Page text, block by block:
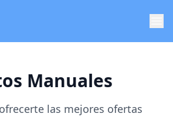
Manuales
las mejores ofertas